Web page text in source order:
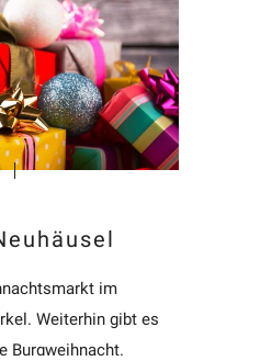
im
Weiterhin gibt es
Burgweihnacht.